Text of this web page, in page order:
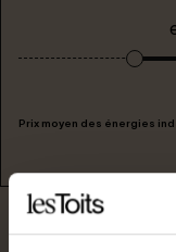
Prix moyen des énergies